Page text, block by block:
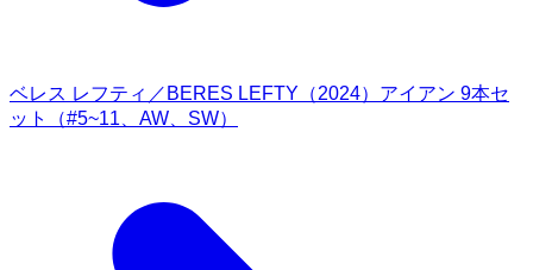
ベレス レフティ／BERES LEFTY（2024）アイアン 9本セ
ット（#5~11、AW、SW）